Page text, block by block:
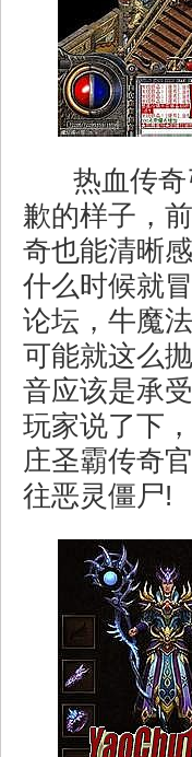
热血传
歉的样子，
奇也能清晰
什么时候就
论坛，牛魔
可能就这么
音应该是承
玩家说了下
庄圣霸传奇
往恶灵僵尸!